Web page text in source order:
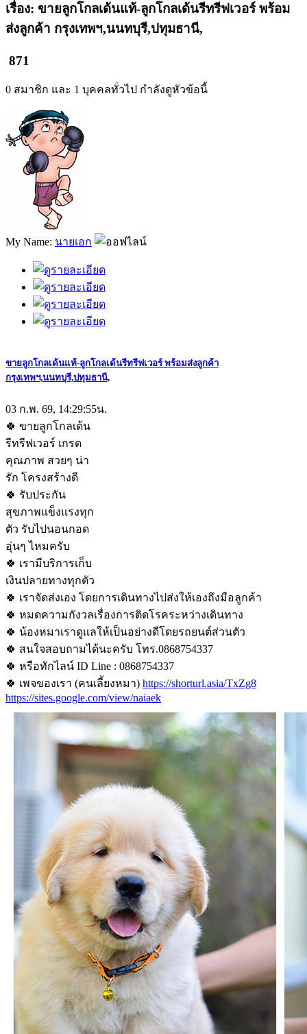
เรื่อง: ขายลูกโกลเด้นแท้-ลูกโกลเด้นรีทรีฟเวอร์ พร้อม
ส่งลูกค้า กรุงเทพฯ,นนทบุรี,ปทุมธานี,
871
0 สมาชิก และ 1 บุคคลทั่วไป กำลังดูหัวข้อนี้
My Name: นายเอก
ขายลูกโกลเด้นแท้-ลูกโกลเด้นรีทรีฟเวอร์ พร้อมส่งลูกค้า
กรุงเทพฯ,นนทบุรี,ปทุมธานี,
03 ก.พ. 69, 14:29:55น.
🍀 ขายลูกโกลเด้น
รีทรีฟเวอร์ เกรด
คุณภาพ สวยๆ น่า
รัก โครงสร้างดี
🍀 รับประกัน
สุขภาพแข็งแรงทุก
ตัว รับไปนอนกอด
อุ่นๆ ไหมครับ
🍀 เรามีบริการเก็บ
เงินปลายทางทุกตัว
🍀 เราจัดส่งเอง โดยการเดินทางไปส่งให้เองถึงมือลูกค้า
🍀 หมดความกังวลเรื่องการติดโรคระหว่างเดินทาง
🍀 น้องหมาเราดูแลให้เป็นอย่างดีโดยรถยนต์ส่วนตัว
🍀 สนใจสอบถามได้นะครับ โทร.0868754337
🍀 หรือทักไลน์ ID Line : 0868754337
🍀 เพจของเรา (คนเลี้ยงหมา) https://shorturl.asia/TxZg8
https://sites.google.com/view/naiaek